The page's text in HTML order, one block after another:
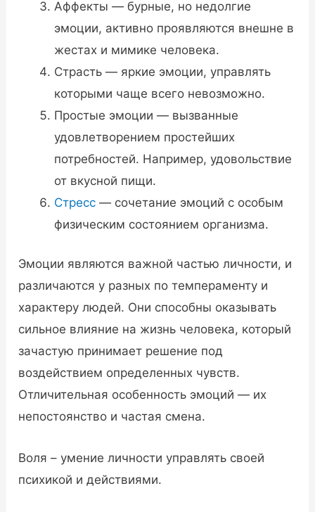
Аффекты — бурные, но недолгие
эмоции, активно проявляются внешне в
жестах и мимике человека.
Страсть — яркие эмоции, управлять
которыми чаще всего невозможно.
Простые эмоции — вызванные
удовлетворением простейших
потребностей. Например, удовольствие
от вкусной пищи.
Стресс — сочетание эмоций с особым
физическим состоянием организма.
Эмоции являются важной частью личности, и
различаются у разных по темпераменту и
характеру людей. Они способны оказывать
сильное влияние на жизнь человека, который
зачастую принимает решение под
воздействием определенных чувств.
Отличительная особенность эмоций — их
непостоянство и частая смена.
Воля – умение личности управлять своей
психикой и действиями.